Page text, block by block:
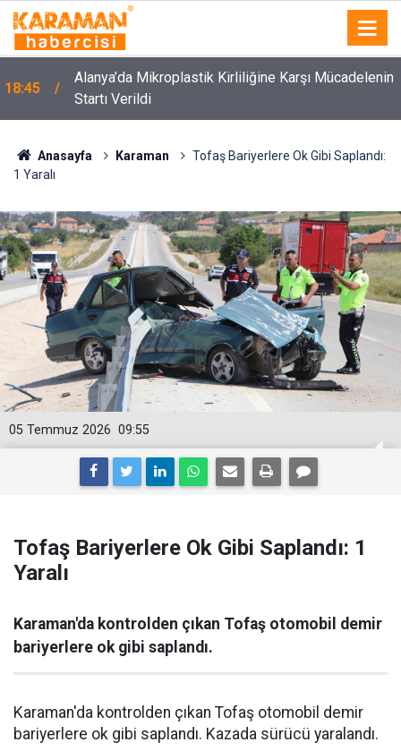
18:45
Alanya’da Mikroplastik Kirliliğine Karşı Mücadelenin
Startı Verildi
Anasayfa Karaman
Tofaş Bariyerlere Ok Gibi Saplandı:
1 Yaralı
09:55
05 Temmuz 2026
Tofaş Bariyerlere Ok Gibi Saplandı: 1
Yaralı
Karaman'da kontrolden çıkan Tofaş otomobil demir
bariyerlere ok gibi saplandı.
Karaman'da kontrolden çıkan Tofaş otomobil demir
bariyerlere ok gibi saplandı. Kazada sürücü yaralandı.